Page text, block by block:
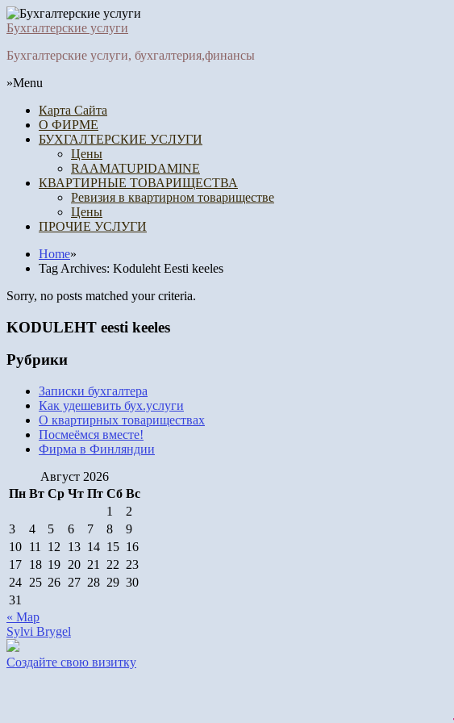
Бухгалтерские услуги
Бухгалтерские услуги, бухгалтерия,финансы
»Menu
Карта Сайта
О ФИРМЕ
БУХГАЛТЕРСКИЕ УСЛУГИ
Цены
RAAMATUPIDAMINE
КВАРТИРНЫЕ ТОВАРИЩЕСТВА
Ревизия в квартирном товариществе
Цены
ПРОЧИЕ УСЛУГИ
Home»
Tag Archives: Koduleht Eesti keeles
Sorry, no posts matched your criteria.
KODULEHT eesti keeles
Рубрики
Записки бухгалтера
Как удешевить бух.услуги
О квартирных товариществах
Посмеёмся вместе!
Фирма в Финляндии
Август 2026
Пн Вт Ср Чт Пт Сб Вс
1
2
3
4 5 6 7 8
9
10 11 12 13 14 15 16
17 18 19 20 21 22 23
24 25 26 27 28 29 30
31
« Мар
Sylvi Brygel
Создайте свою визитку